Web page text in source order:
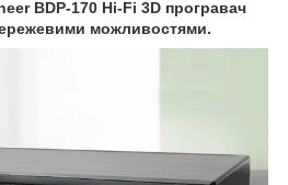
BDP-170 Hi-Fi 3D програвач
можливостями.